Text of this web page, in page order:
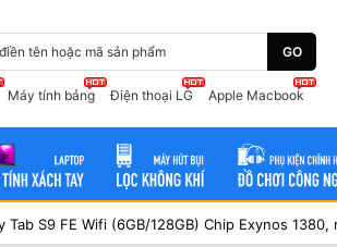
GO
Máy tính bảng Điện thoại LG Apple Macbook